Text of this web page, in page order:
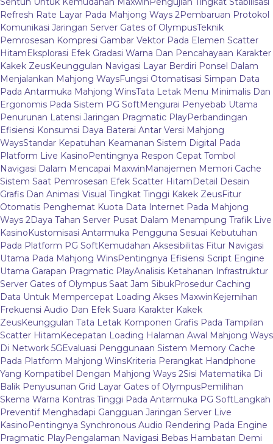
Refresh Rate Layar Pada Mahjong Ways 2Pembaruan Protokol
Komunikasi Jaringan Server Gates of OlympusTeknik
Pemrosesan Kompresi Gambar Vektor Pada Elemen Scatter
HitamEksplorasi Efek Gradasi Warna Dan Pencahayaan Karakter
Kakek ZeusKeunggulan Navigasi Layar Berdiri Ponsel Dalam
Menjalankan Mahjong WaysFungsi Otomatisasi Simpan Data
Pada Antarmuka Mahjong WinsTata Letak Menu Minimalis Dan
Ergonomis Pada Sistem PG SoftMengurai Penyebab Utama
Penurunan Latensi Jaringan Pragmatic PlayPerbandingan
Efisiensi Konsumsi Daya Baterai Antar Versi Mahjong
WaysStandar Kepatuhan Keamanan Sistem Digital Pada
Platform Live KasinoPentingnya Respon Cepat Tombol
Navigasi Dalam Mencapai MaxwinManajemen Memori Cache
Sistem Saat Pemrosesan Efek Scatter HitamDetail Desain
Grafis Dan Animasi Visual Tingkat Tinggi Kakek ZeusFitur
Otomatis Penghemat Kuota Data Internet Pada Mahjong
Ways 2Daya Tahan Server Pusat Dalam Menampung Trafik Live
KasinoKustomisasi Antarmuka Pengguna Sesuai Kebutuhan
Pada Platform PG SoftKemudahan Aksesibilitas Fitur Navigasi
Utama Pada Mahjong WinsPentingnya Efisiensi Script Engine
Utama Garapan Pragmatic PlayAnalisis Ketahanan Infrastruktur
Server Gates of Olympus Saat Jam SibukProsedur Caching
Data Untuk Mempercepat Loading Akses MaxwinKejernihan
Frekuensi Audio Dan Efek Suara Karakter Kakek
ZeusKeunggulan Tata Letak Komponen Grafis Pada Tampilan
Scatter HitamKecepatan Loading Halaman Awal Mahjong Ways
Di Network 5GEvaluasi Penggunaan Sistem Memory Cache
Pada Platform Mahjong WinsKriteria Perangkat Handphone
Yang Kompatibel Dengan Mahjong Ways 2Sisi Matematika Di
Balik Penyusunan Grid Layar Gates of OlympusPemilihan
Skema Warna Kontras Tinggi Pada Antarmuka PG SoftLangkah
Preventif Menghadapi Gangguan Jaringan Server Live
KasinoPentingnya Synchronous Audio Rendering Pada Engine
Pragmatic PlayPengalaman Navigasi Bebas Hambatan Demi